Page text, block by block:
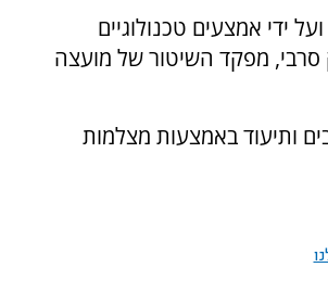
ידי אמצעים טכנולוגיים
סרבי, מפקד השיטור של מועצה
ותיעוד באמצעות מצלמות